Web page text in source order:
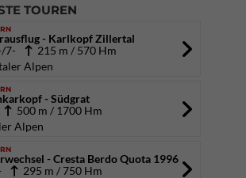
TOUREN
- Karlkopf Zillertal
7-
215 m / 570 Hm
Alpen
- Südgrat
500 m / 1700 Hm
Alpen
- Cresta Berdo Quota 1996
295 m / 750 Hm